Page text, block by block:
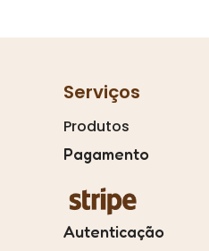
Serviços
Produtos
Pagamento
Autenticação